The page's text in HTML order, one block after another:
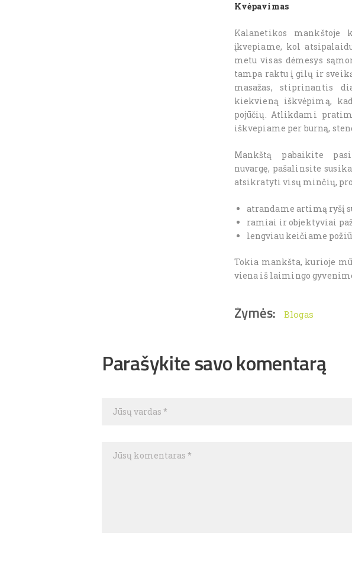
Kvėpavimas
Kalanetikos mankštoje
įkvepiame, kol
metu visas dėmesys
tampa raktu į gilų ir
masažas, stiprinantis
kiekvieną iškvėpimą,
pojūčių. Atlikdami
iškvepiame per burną,
Mankštą pabaikite
nuvargę, pašalinsite
atsikratyti visų minčių,
atrandame artimą ryšį
ramiai ir objektyviai
lengviau keičiame
Tokia mankšta, kurioje
viena iš laimingo
Žymės: Blogas
Parašykite savo komentarą